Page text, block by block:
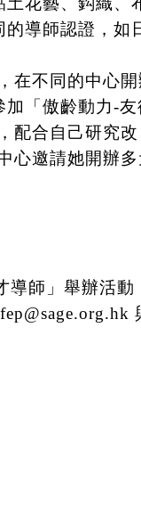
導師認證，如
在不同的中心
「傲齡動力-
配合自己研究
心邀請她開辦
師」舉辦活動